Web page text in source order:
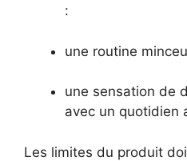
:
une routine
une sensation de
avec un quotidien
Les limites du produit